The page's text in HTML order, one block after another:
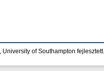
, University of Southampton fejlesztett.